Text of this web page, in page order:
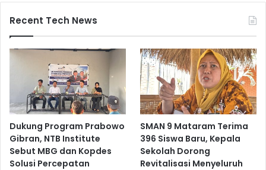
Recent Tech News
Dukung Program Prabowo
Gibran, NTB Institute
Sebut MBG dan Kopdes
Solusi Percepatan
SMAN 9 Mataram Terima
396 Siswa Baru, Kepala
Sekolah Dorong
Revitalisasi Menyeluruh